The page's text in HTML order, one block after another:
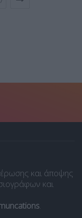
και άποψης
και
.